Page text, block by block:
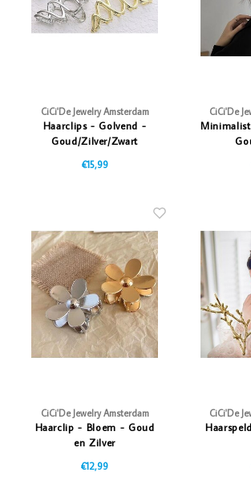
CiCi'De Jewelry Amsterdam
Haarclips - Golvend -
Goud/Zilver/Zwart
€15,99
CiCi'De
CiCi'De Jewelry Amsterdam
Haarclip - Bloem - Goud
en Zilver
€12,99
CiCi'De